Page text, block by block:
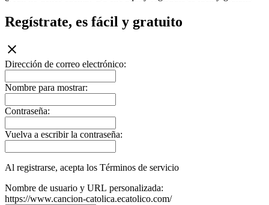
Regístrate, es fácil y gratuito
Dirección de correo electrónico:
Nombre para mostrar:
Contraseña:
Vuelva a escribir la contraseña:
Al registrarse, acepta los Términos de servicio
Nombre de usuario y URL personalizada:
https://www.cancion-catolica.ecatolico.com/